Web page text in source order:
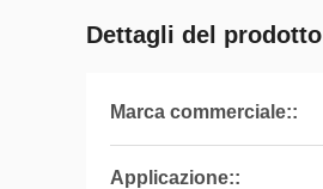
Dettagli del prodotto
Marca commerciale::
Applicazione::